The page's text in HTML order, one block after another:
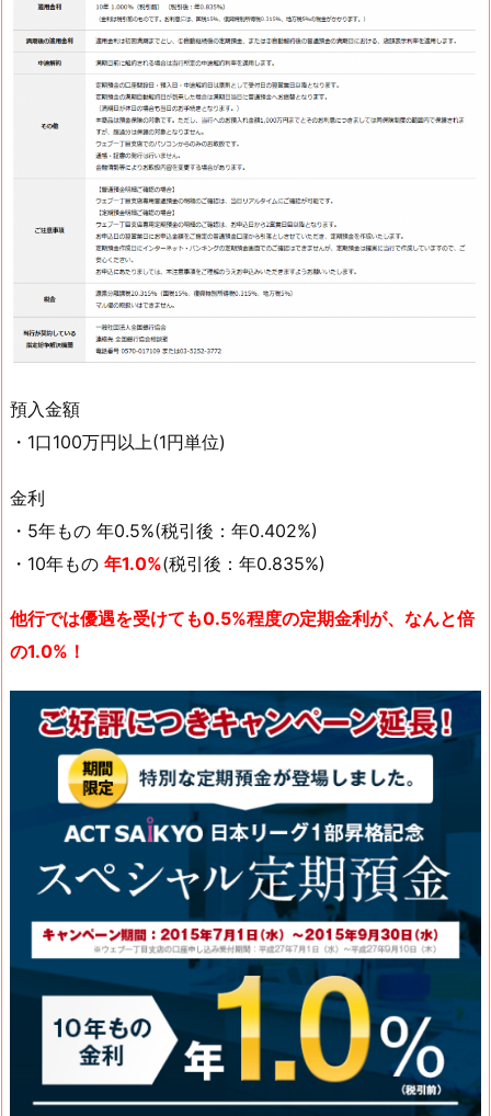
預入金額
・1口100万円以上(1円単位)
金利
・5年もの 年0.5%(税引後：年0.402%)
・10年もの 年1.0%(税引後：年0.835%)
他行では優遇を受けても0.5%程度の定期金利が、なんと倍
の1.0%！